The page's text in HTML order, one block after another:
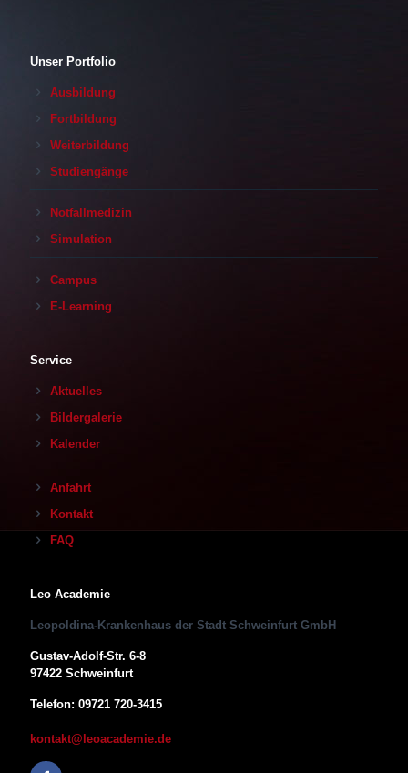
Unser Portfolio
Ausbildung
Fortbildung
Weiterbildung
Studiengänge
Notfallmedizin
Simulation
Campus
E-Learning
Service
Aktuelles
Bildergalerie
Kalender
Anfahrt
Kontakt
FAQ
Leo Academie
Leopoldina-Krankenhaus der Stadt Schweinfurt GmbH
Gustav-Adolf-Str. 6-8
97422 Schweinfurt
Telefon: 09721 720-3415
kontakt@leoacademie.de